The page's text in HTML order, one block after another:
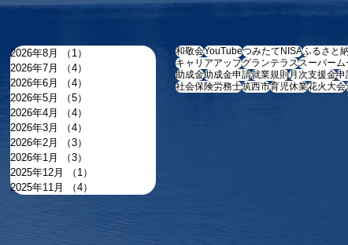
2026年8月 （1）
2026年7月
（4）
2026年6月
（4）
2026年5月
（5）
2026年4月
（4）
2026年3月
（4）
2026年2月
（3）
2026年1月
（3）
2025年12月
（1）
2025年11月
（4）
和敬会YouTubeつみたてNISAふるさと
キャリアアップグランテラススーパーム
助成金助成金申請就業規則月次支援金申
社会保険労務士筑西市育児休業花火大会